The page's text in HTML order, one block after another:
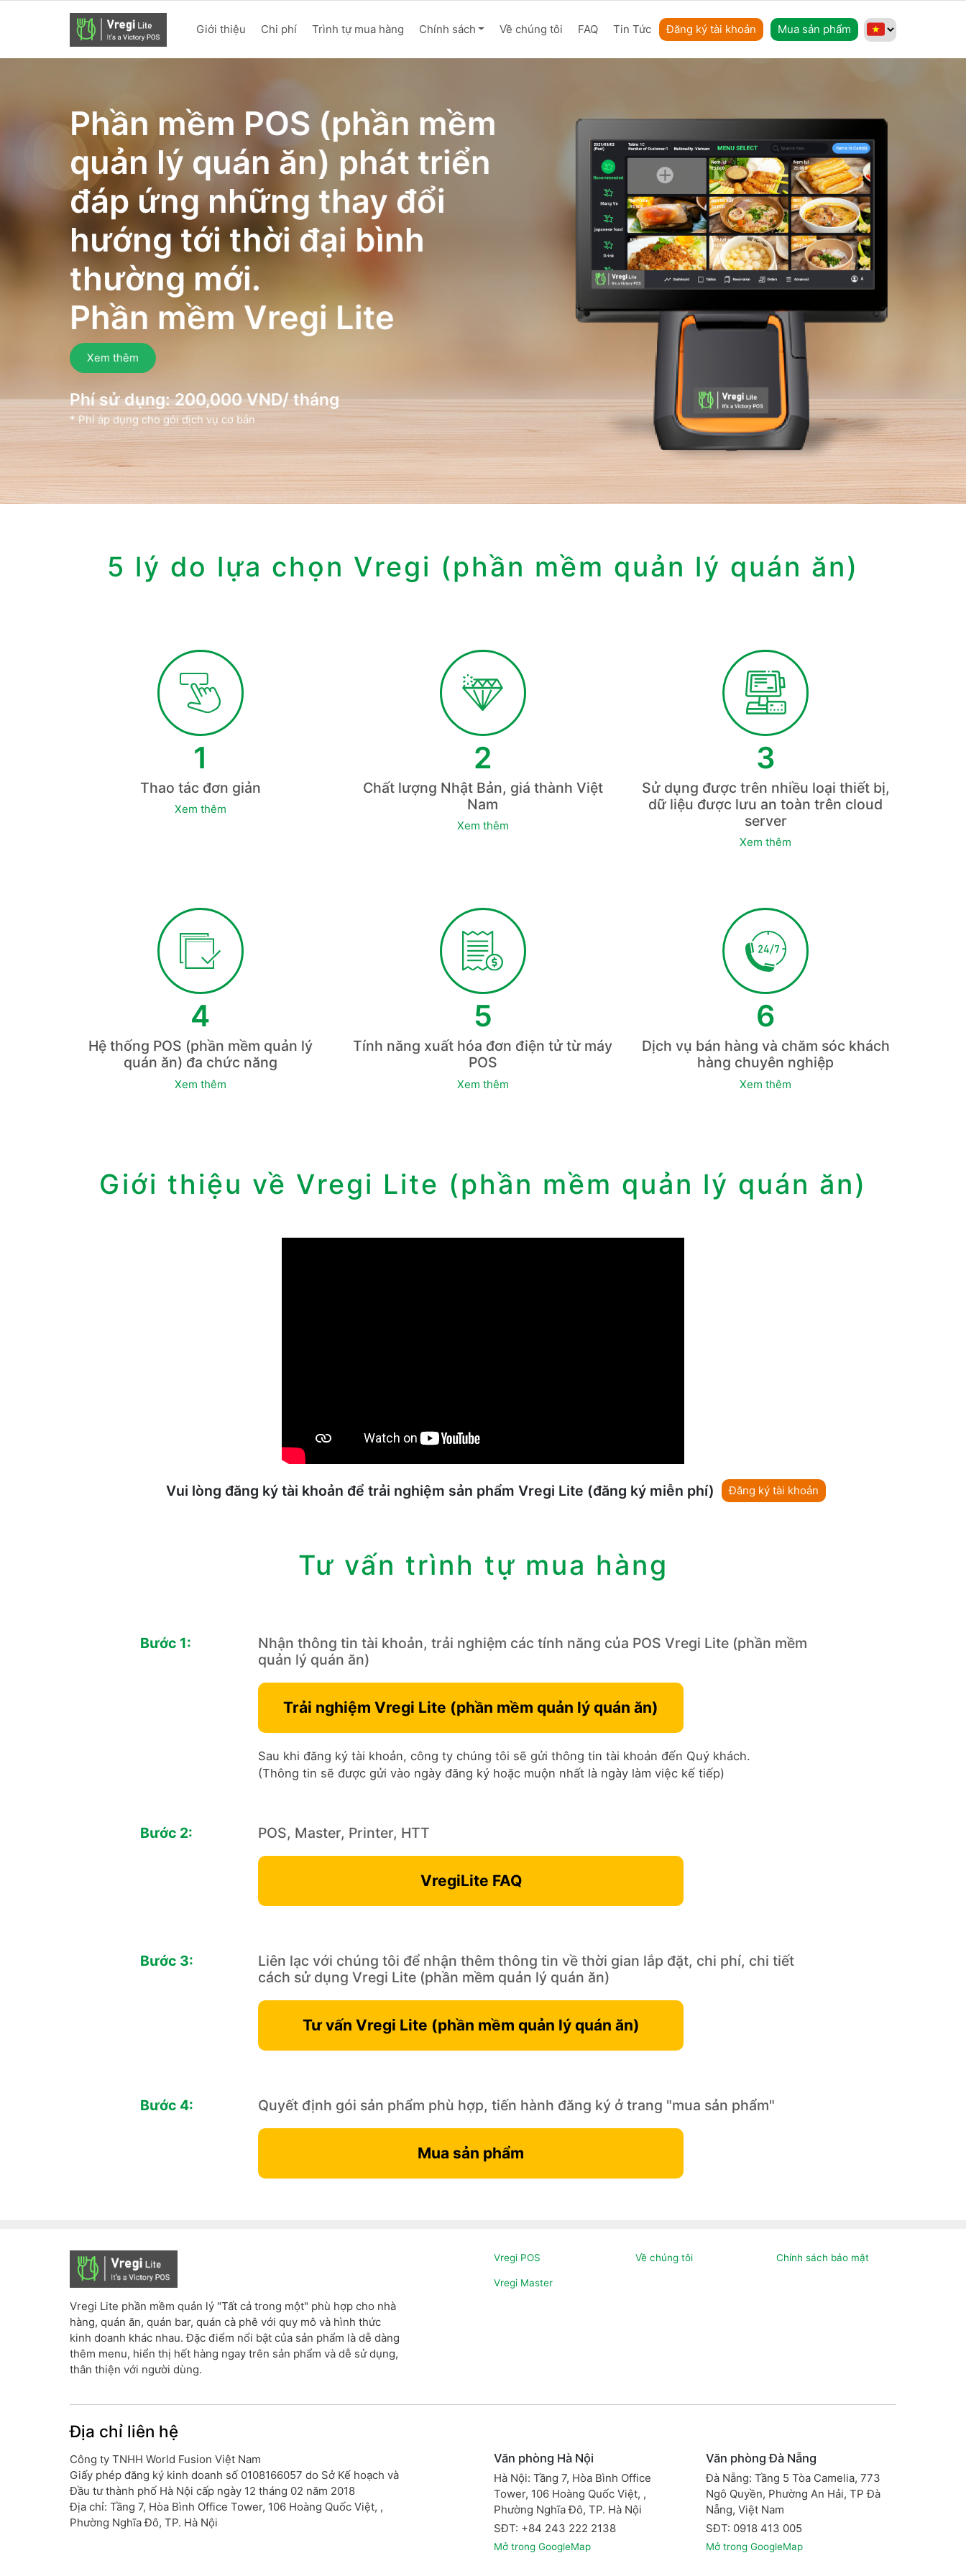
Giới thiệu Chi phí Trình tự mua hàng Chính sách Về chúng tôi FAQ Tin Tức Đăng ký tài khoản Mua sản phẩm
Phần mềm POS (phần mềm ​
quản lý quán ăn) phát triển
đáp ứng những thay đổi
hướng tới thời đại bình
thường mới.
Phần mềm Vregi Lite
Xem thêm
Phí sử dụng: 200,000 VND/ tháng
* Phí áp dụng cho gói dịch vụ cơ bản
5 lý do lựa chọn Vregi (phần mềm ​quản lý quán ăn)
1
Thao tác đơn giản
Xem thêm
2
Chất lượng Nhật Bản, giá thành Việt
Nam
Xem thêm
3
Sử dụng được trên nhiều loại thiết bị,
dữ liệu được lưu an toàn trên cloud
server
Xem thêm
4
Hệ thống POS (phần mềm quản lý
quán ăn) đa chức năng
Xem thêm
5
Tính năng xuất hóa đơn điện tử từ máy
POS
Xem thêm
6
Dịch vụ bán hàng và chăm sóc khách
hàng chuyên nghiệp
Xem thêm
Giới thiệu về Vregi Lite (phần mềm ​quản lý quán ăn)
Vui lòng đăng ký tài khoản để trải nghiệm sản phẩm Vregi Lite (đăng ký miễn phí) Đăng ký tài khoản
Tư vấn trình tự mua hàng
Bước 1:
Nhận thông tin tài khoản, trải nghiệm các tính năng của POS Vregi Lite (phần mềm ​
quản lý quán ăn)
Trải nghiệm Vregi Lite (phần mềm ​quản lý quán ăn)
Sau khi đăng ký tài khoản, công ty chúng tôi sẽ gửi thông tin tài khoản đến Quý khách.
(Thông tin sẽ được gửi vào ngày đăng ký hoặc muộn nhất là ngày làm việc kế tiếp)
Bước 2: POS, Master, Printer, HTT
VregiLite FAQ
Bước 3:
Liên lạc với chúng tôi để nhận thêm thông tin về thời gian lắp đặt, chi phí, chi tiết
cách sử dụng Vregi Lite (phần mềm ​quản lý quán ăn)
Tư vấn Vregi Lite (phần mềm ​quản lý quán ăn)
Bước 4: Quyết định gói sản phẩm phù hợp, tiến hành đăng ký ở trang "mua sản phẩm"
Mua sản phẩm
Vregi Lite phần mềm quản lý "Tất cả trong một" phù hợp cho nhà
hàng, quán ăn, quán bar, quán cà phê với quy mô và hình thức
kinh doanh khác nhau. Đặc điểm nổi bật của sản phẩm là dễ dàng
thêm menu, hiển thị hết hàng ngay trên sản phẩm và dễ sử dụng,
thân thiện với người dùng.
Vregi POS
Vregi Master
Về chúng tôi Chính sách bảo mật
Địa chỉ liên hệ
Công ty TNHH World Fusion Việt Nam
Giấy phép đăng ký kinh doanh số 0108166057 do Sở Kế hoạch và
Đầu tư thành phố Hà Nội cấp ngày 12 tháng 02 năm 2018
Địa chỉ: Tầng 7, Hòa Bình Office Tower, 106 Hoàng Quốc Việt, ,
Phường Nghĩa Đô, TP. Hà Nội
Văn phòng Hà Nội
Hà Nội: Tầng 7, Hòa Bình Office
Tower, 106 Hoàng Quốc Việt, ,
Phường Nghĩa Đô, TP. Hà Nội
SĐT: +84 243 222 2138
Mở trong GoogleMap
Văn phòng Đà Nẵng
Đà Nẵng: Tầng 5 Tòa Camelia, 773
Ngô Quyền, Phường An Hải, TP Đà
Nẵng, Việt Nam
SĐT: 0918 413 005
Mở trong GoogleMap